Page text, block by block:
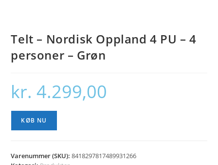
Telt – Nordisk Oppland 4 PU – 4
personer – Grøn
kr. 4.299,00
KØB NU
Varenummer (SKU):8418297817489931266